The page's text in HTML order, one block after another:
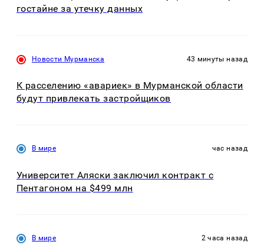
гостайне за утечку данных
Новости Мурманска 43 минуты назад
К расселению «авариек» в Мурманской области
будут привлекать застройщиков
В мире час назад
Университет Аляски заключил контракт с
Пентагоном на $499 млн
В мире 2 часа назад